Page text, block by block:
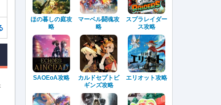
ほの暮しの庭攻
略
マーベル闘魂攻
略
スプラレイダー
ス攻略
SAOEoA攻略
カルドセプトビ
ギンズ攻略
エリオット攻略